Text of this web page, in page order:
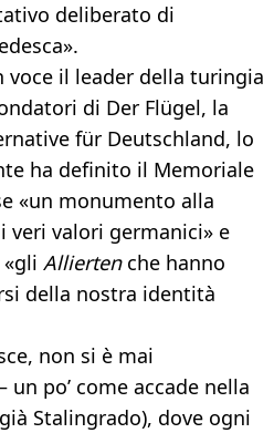
deliberato di
voce il leader della turingia
di Der Flügel, la
für Deutschland, lo
ha definito il Memoriale
«un monumento alla
veri valori germanici» e
Alliertenche hanno
della nostra identità
non si è mai
un po’ come accade nella
Stalingrado), dove ogni